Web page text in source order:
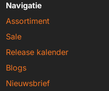
Navigatie
Assortiment
Sale
Release kalender
Blogs
Nieuwsbrief